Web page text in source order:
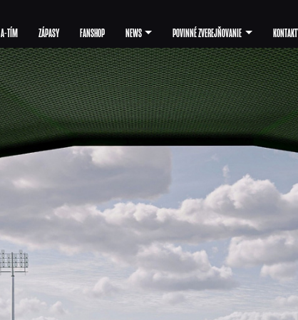
A-TÍM ZÁPASY FANSHOP NEWS POVINNÉ ZVEREJŇOVANIE